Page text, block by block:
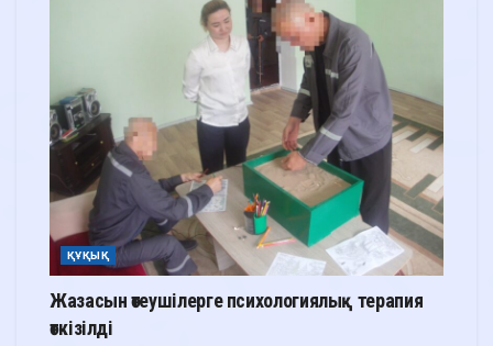
ҚҰҚЫҚ
Жазасын өтеушілерге психологиялық терапия
өткізілді